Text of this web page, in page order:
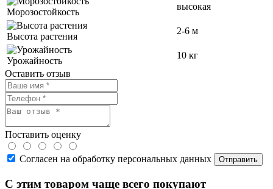
Морозостойкость
высокая
Высота растения
2-6 м
Урожайность
10 кг
Оставить отзыв
Поставить оценку
Согласен на обработку персональных данных
С этим товаром чаще всего покупают